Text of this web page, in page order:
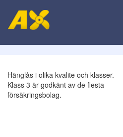
Hänglås i olika kvalite och klasser.
Klass 3 är godkänt av de flesta
försäkringsbolag.